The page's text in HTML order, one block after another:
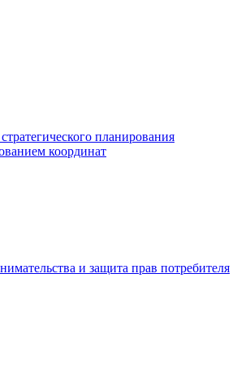
планирования
координат
и защита прав потребителя